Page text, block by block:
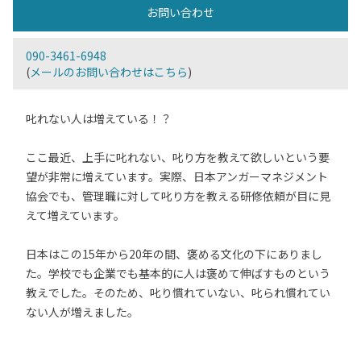
お問い合わせ
090-3461-6948
(メールのお問い合わせはこちら)
叱れない人は増えている！？
ここ最近、上手に叱れない、叱り方を教えて欲しいという要
望が非常に増えています。実際、日本アンガーマネジメント
協会でも、管理職に対して叱り方を教える研修依頼が目に見
えて増えています。
日本はこの15年から20年の間、褒める文化の下にありまし
た。学校でも企業でも基本的に人は褒めて伸ばすものという
教えでした。そのため、叱り慣れていない、叱られ慣れてい
ない人が増えました。